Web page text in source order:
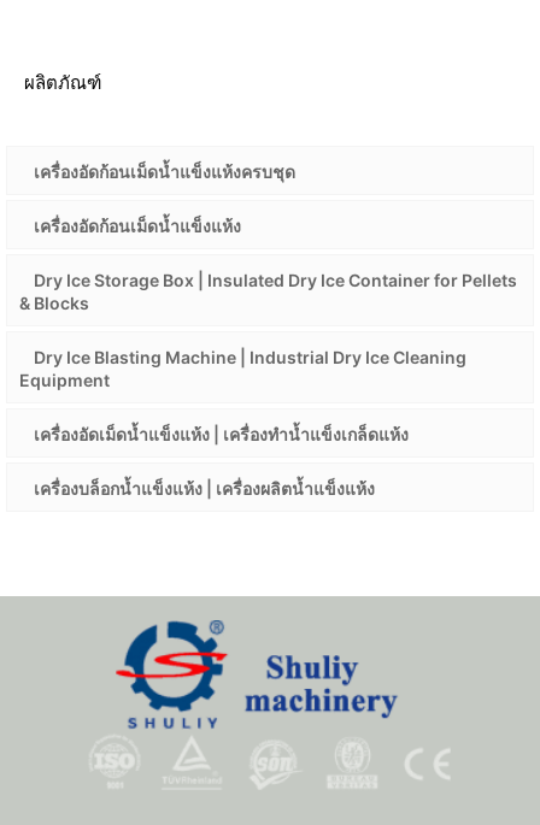
ผลิตภัณฑ์
เครื่องอัดก้อนเม็ดน้ำแข็งแห้งครบชุด
เครื่องอัดก้อนเม็ดน้ำแข็งแห้ง
Dry Ice Storage Box | Insulated Dry Ice Container for Pellets
& Blocks
Dry Ice Blasting Machine | Industrial Dry Ice Cleaning
Equipment
เครื่องอัดเม็ดน้ำแข็งแห้ง | เครื่องทำน้ำแข็งเกล็ดแห้ง
เครื่องบล็อกน้ำแข็งแห้ง | เครื่องผลิตน้ำแข็งแห้ง